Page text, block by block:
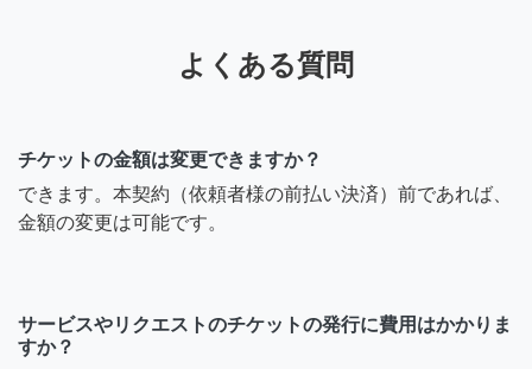
よくある質問
チケットの金額は変更できますか？
できます。本契約（依頼者様の前払い決済）前であれば、
金額の変更は可能です。
サービスやリクエストのチケットの発行に費用はかかりま
すか？